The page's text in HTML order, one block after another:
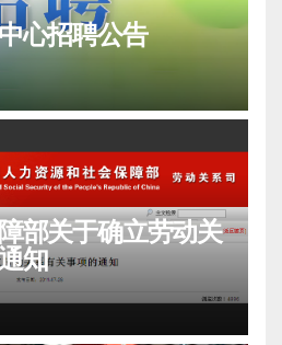
心招聘公告
部关于确立劳动关
知